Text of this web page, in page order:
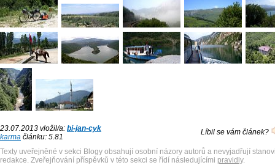
23.07.2013 vložil/a: bi-jan-cyk
karma článku: 5.81
Líbil se vám článek?
Texty uveřejněné v sekci Blogy obsahují osobní názory autorů a nevyjadřují
redakce. Zveřejňování příspěvků v této sekci se řídí následujícími pravidly.